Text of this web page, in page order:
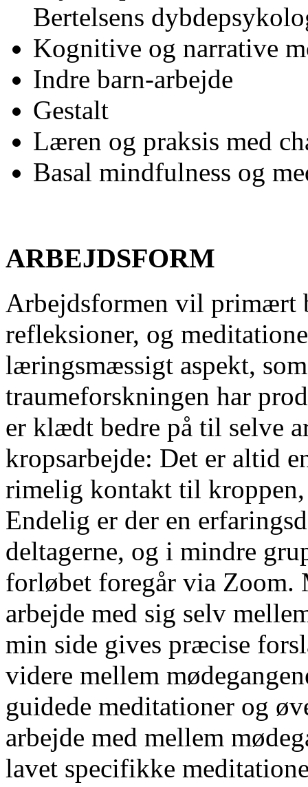
Bertelsens
Kognitive og narrative
Indre barn-arbejde
Gestalt
Læren og praksis med
Basal mindfulness og
ARBEJDSFORM
Arbejdsformen vil primært
refleksioner, og
læringsmæssigt aspekt,
traumeforskningen har
er klædt bedre på til selve
kropsarbejde: Det er altid
rimelig kontakt til kroppen,
Endelig er der en
deltagerne, og i mindre
forløbet foregår via Zoom.
arbejde med sig selv
min side gives præcise
videre mellem
guidede meditationer og
arbejde med mellem
lavet specifikke